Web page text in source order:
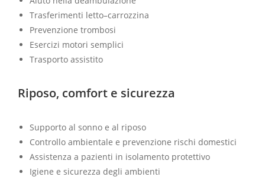
Trasferimenti letto–carrozzina
Prevenzione trombosi
Esercizi motori semplici
Trasporto assistito
Riposo, comfort e sicurezza
Supporto al sonno e al riposo
Controllo ambientale e prevenzione rischi domestici
Assistenza a pazienti in isolamento protettivo
Igiene e sicurezza degli ambienti